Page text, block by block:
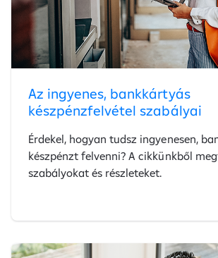
Az ingyenes, bankkártyás
készpénzfelvétel szabályai
Érdekel, hogyan tudsz ingyenesen,
készpénzt felvenni? A cikkünkből
szabályokat és részleteket.